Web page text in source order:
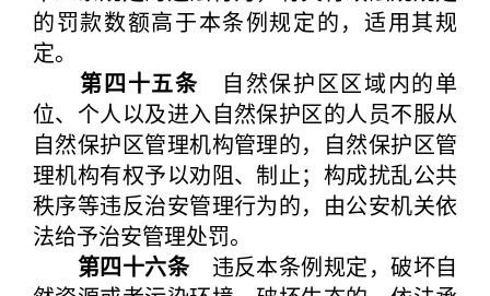
的罚款数额高于本条例规定的，适用其规
定。
第四十五条 自然保护区区域内的单
位、个人以及进入自然保护区的人员不服从
自然保护区管理机构管理的，自然保护区管
理机构有权予以劝阻、制止；构成扰乱公共
秩序等违反治安管理行为的，由公安机关依
法给予治安管理处罚。
第四十六条违反本条例规定，破坏自